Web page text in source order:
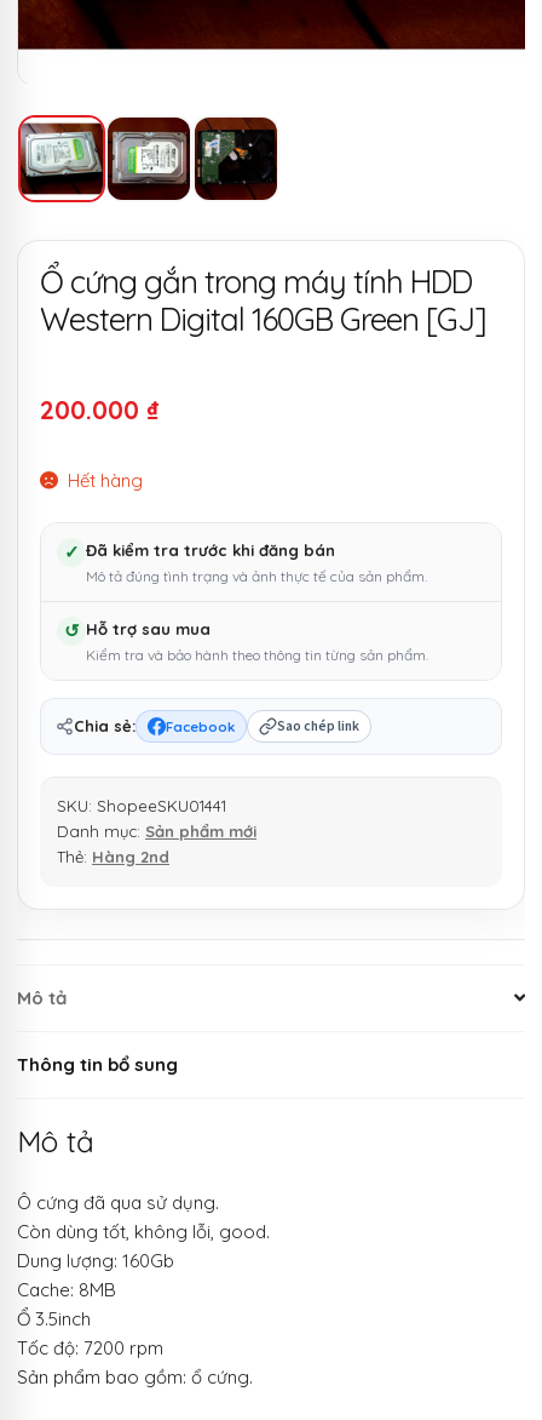
Ổ cứng gắn trong máy tính HDD
Western Digital 160GB Green [GJ]
200.000 ₫
Hết hàng
✓ Đã kiểm tra trước khi đăng bán
Mô tả đúng tình trạng và ảnh thực tế của sản phẩm.
↺ Hỗ trợ sau mua
Kiểm tra và bảo hành theo thông tin từng sản phẩm.
Chia sẻ: Facebook Sao chép link
SKU: ShopeeSKU01441
Danh mục: Sản phẩm mới
Thẻ: Hàng 2nd
Mô tả
Thông tin bổ sung
Mô tả
Ô cứng đã qua sử dụng.
Còn dùng tốt, không lỗi, good.
Dung lượng: 160Gb
Cache: 8MB
Ổ 3.5inch
Tốc độ: 7200 rpm
Sản phẩm bao gồm: ổ cứng.